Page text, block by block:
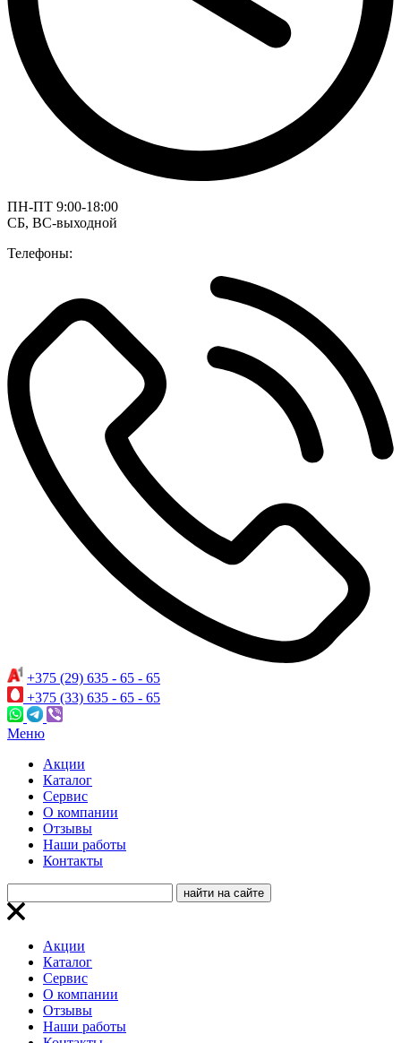
ПН-ПТ 9:00-18:00
СБ, ВС-выходной
Телефоны:
+375 (29) 635 - 65 - 65
+375 (33) 635 - 65 - 65
Меню
Акции
Каталог
Сервис
О компании
Отзывы
Наши работы
Контакты
Акции
Каталог
Сервис
О компании
Отзывы
Наши работы